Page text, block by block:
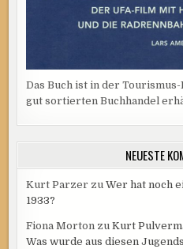
Das Buch ist in der
gut sortierten Buchhandel
NEUESTE
Kurt Parzer zuWer hat noch
1933?
Fiona Morton zuKurt
Was wurde aus diesen